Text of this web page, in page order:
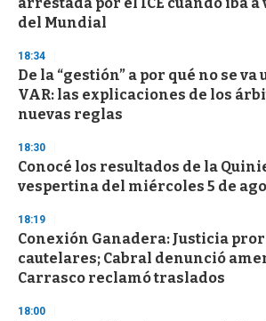
arrestada por el ICE cuando iba
del Mundial
18:34
De la “gestión” a por qué no se
VAR: las explicaciones de los
nuevas reglas
18:30
Conocé los resultados de la
vespertina del miércoles 5 de
18:19
Conexión Ganadera: Justicia
cautelares; Cabral denunció
Carrasco reclamó traslados
18:00